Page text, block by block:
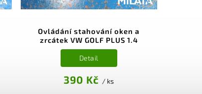
Ovládání stahování oken a
zrcátek VW GOLF PLUS 1.4
390 Kč / ks
Detail